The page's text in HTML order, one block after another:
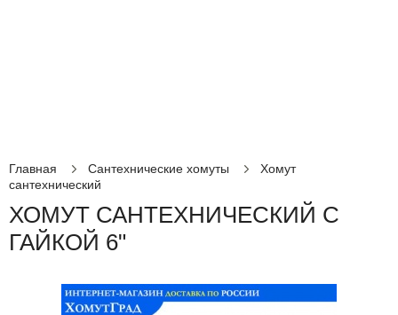
Главная Сантехнические хомуты
Хомут
сантехнический
ХОМУТ САНТЕХНИЧЕСКИЙ С
ГАЙКОЙ 6"